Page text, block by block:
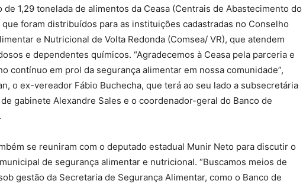
1,29 tonelada de alimentos da Ceasa (Centrais de Abastecimento do
que foram distribuídos para as instituições cadastradas no Conselho
e Nutricional de Volta Redonda (Comsea/ VR), que atendem
e dependentes químicos. “Agradecemos à Ceasa pela parceria e
contínuo em prol da segurança alimentar em nossa comunidade”,
o ex-vereador Fábio Buchecha, que terá ao seu lado a subsecretária
gabinete Alexandre Sales e o coordenador-geral do Banco de
se reuniram com o deputado estadual Munir Neto para discutir o
de segurança alimentar e nutricional. “Buscamos meios de
gestão da Secretaria de Segurança Alimentar, como o Banco de